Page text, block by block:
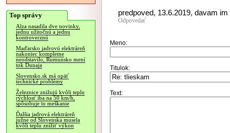
Top správy
Alza nasadila dve novinky,
jednu užitočnú a jednu
kontroverznú
Maďarsko jadrovú elektráreň
nakoniec kompletne
neodstavilo, Rumunsko mení
tok Dunaja
Slovensko.sk má opäť
technické problémy
Železnice znižujú kvôli teplu
rýchlosť iba na 50 km/h,
spôsobuje to meškanie
Ďalšia jadrová elektráreň
južne od Slovenska musela
kvôli teplu znížiť výkon
predpoved, 13.6.2019, davam
Odpovedať
Meno:
Titulok:
Text: